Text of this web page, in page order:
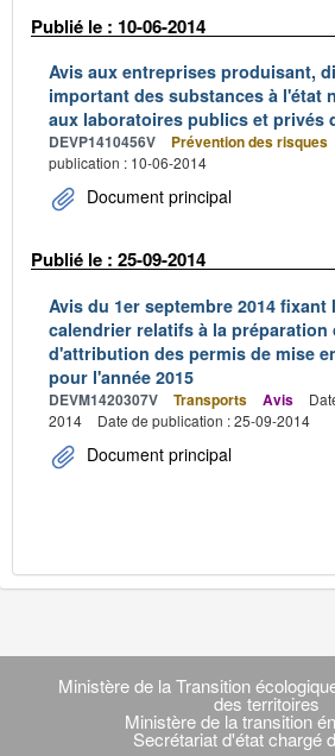
Publié le : 10-06-2014
Avis aux entreprises produisant,
important des substances à l'état
aux laboratoires publics et privés
DEVP1410456V Prévention des risques
publication : 10-06-2014
Document principal
Publié le : 25-09-2014
Avis du 1er septembre 2014
calendrier relatifs à la préparation
d'attribution des permis de mise
pour l'année 2015
DEVM1420307V Transports Avis
2014
Date de publication : 25-09-2014
Document principal
Navigation
transverse
Ministère de la Transition
des territoires
Ministère de la transition
Secrétariat d'état chargé